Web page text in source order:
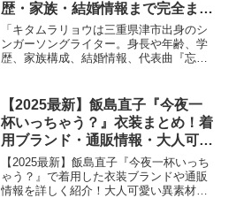
歴・家族・結婚情報まで完全まと
め｜シンガーソングライターの全
貌を徹底解説
「キタムラリョウは三重県津市出身のシ
ンガーソングライター。身長や年齢、学
歴、家族構成、結婚情報、代表曲『忘れ
方不明報告や今後の音楽活動情報も網
羅。」
【2025最新】飯島直子『今夜一
杯いっちゃう？』衣装まとめ！着
用ブランド・通販情報・大人可愛
いコーデ5選！
【2025最新】飯島直子『今夜一杯いっち
ゃう？』で着用した衣装ブランドや通販
情報を詳しく紹介！大人可愛い異素材ミ